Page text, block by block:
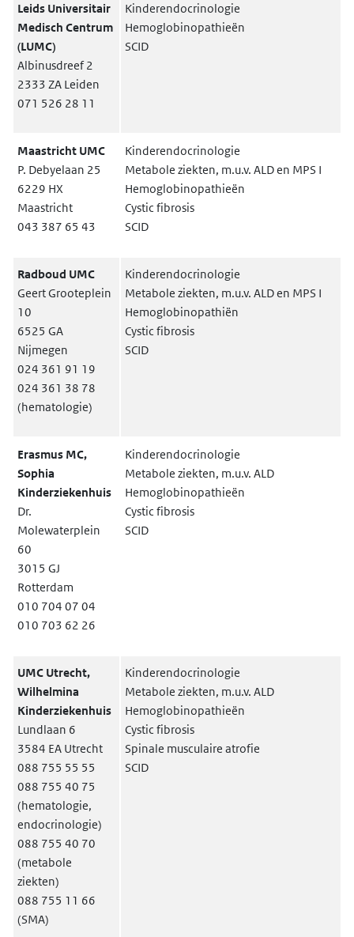
Leids Universitair
Medisch Centrum
(LUMC)
Albinusdreef 2
2333 ZA Leiden
071 526 28 11
Kinderendocrinologie
Hemoglobinopathieën
SCID
Maastricht UMC
P. Debyelaan 25
6229 HX
Maastricht
043 387 65 43
Kinderendocrinologie
Metabole ziekten, m.u.v. ALD en MPS I
Hemoglobinopathieën
Cystic fibrosis
SCID
Radboud UMC
Geert Grooteplein
10
6525 GA
Nijmegen
024 361 91 19
024 361 38 78
(hematologie)
Kinderendocrinologie
Metabole ziekten, m.u.v. ALD en MPS I
Hemoglobinopathiën
Cystic fibrosis
SCID
Erasmus MC,
Sophia
Kinderziekenhuis
Dr.
Molewaterplein
60
3015 GJ
Rotterdam
010 704 07 04
010 703 62 26
Kinderendocrinologie
Metabole ziekten, m.u.v. ALD
Hemoglobinopathieën
Cystic fibrosis
SCID
UMC Utrecht,
Wilhelmina
Kinderziekenhuis
Lundlaan 6
3584 EA Utrecht
088 755 55 55
088 755 40 75
(hematologie,
endocrinologie)
088 755 40 70
(metabole
ziekten)
088 755 11 66
(SMA)
Kinderendocrinologie
Metabole ziekten, m.u.v. ALD
Hemoglobinopathieën
Cystic fibrosis
Spinale musculaire atrofie
SCID